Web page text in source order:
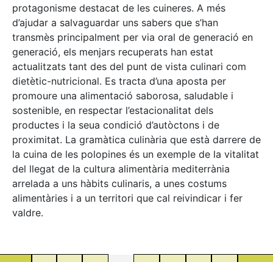
protagonisme destacat de les cuineres. A més
d’ajudar a salvaguardar uns sabers que s’han
transmès principalment per via oral de generació en
generació, els menjars recuperats han estat
actualitzats tant des del punt de vista culinari com
dietètic-nutricional. Es tracta d’una aposta per
promoure una alimentació saborosa, saludable i
sostenible, en respectar l’estacionalitat dels
productes i la seua condició d’autòctons i de
proximitat. La gramàtica culinària que està darrere de
la cuina de les polopines és un exemple de la vitalitat
del llegat de la cultura alimentària mediterrània
arrelada a uns hàbits culinaris, a unes costums
alimentàries i a un territori que cal reivindicar i fer
valdre.